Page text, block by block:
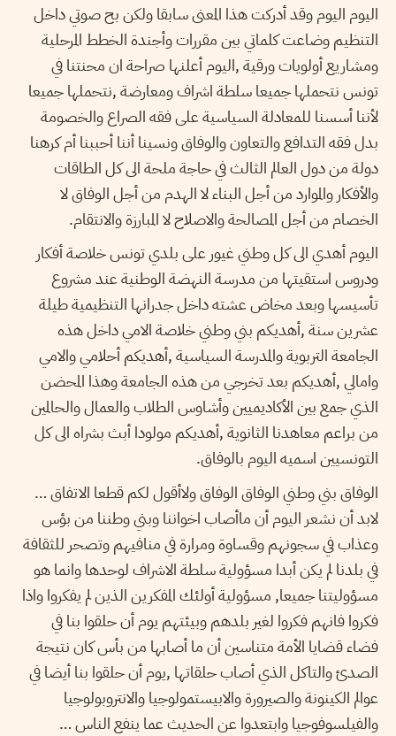
اليوم اليوم وقد أدركت هذا المعنى سابقا ولكن بح صوتي داخل
التنظيم وضاعت كلماتي بين مقررات وأجندة الخطط المرحلية
ومشاريع أولويات ورقية ,اليوم أعلنها صراحة ان محنتنا في
تونس نتحملها جميعا سلطة اشراف ومعارضة ,نتحملها جميعا
لأننا أسسنا للمعادلة السياسية على فقه الصراع والخصومة
بدل فقه التدافع والتعاون والوفاق ونسينا أننا أحببنا أم كرهنا
دولة من دول العالم الثالث في حاجة ملحة الى كل الطاقات
والأفكار والموارد من أجل البناء لا الهدم من أجل الوفاق لا
الخصام من أجل المصالحة والاصلاح لا المبارزة والانتقام.
اليوم أهدي الى كل وطني غيور على بلدي تونس خلاصة أفكار
ودروس استقيتها من مدرسة النهضة الوطنية عند مشروع
تأسيسها وبعد مخاض عشته داخل جدرانها التنظيمية طيلة
عشرين سنة ,أهديكم بني وطني خلاصة الامي داخل هذه
الجامعة التربوية والمدرسة السياسية ,أهديكم أحلامي والامي
وامالي ,أهديكم بعد تخرجي من هذه الجامعة وهذا المحضن
الذي جمع بين الأكاديميين وأشاوس الطلاب والعمال والحالمين
من براعم معاهدنا الثانوية ,أهديكم مولودا أبث بشراه الى كل
التونسيين اسميه اليوم بالوفاق.
الوفاق بني وطني الوفاق الوفاق ولاأقول لكم قطعا الاتفاق …
لابد أن نشعر اليوم أن ماأصاب اخواننا وبني وطننا من بؤس
وعذاب في سجونهم وقساوة ومرارة في منافيهم وتصحر للثقافة
في بلدنا لم يكن أبدا مسؤولية سلطة الاشراف لوحدها وانما هو
مسؤوليتنا جميعا, مسؤولية أولئك المفكرين الذين لم يفكروا واذا
فكروا فانهم فكروا لغير بلدهم وبيئتهم يوم أن حلقوا بنا في
فضاء قضايا الأمة متناسين أن ما أصابها من بأس كان نتيجة
الصدئ والتاكل الذي أصاب حلقاتها ,يوم أن حلقوا بنا أيضا في
عوالم الكينونة والصيرورة والابيستمولوجيا والانتروبولوجيا
والفيلسوفوجيا وابتعدوا عن الحديث عما ينفع الناس …